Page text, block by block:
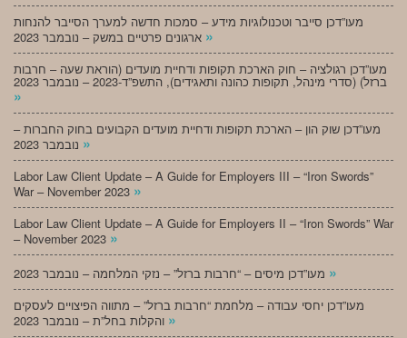
מעו”דכן סייבר וטכנולוגיות מידע – סמכות חדשה למערך הסייבר להנחות
»
מעו”דכן רגולציה – חוק הארכת תקופות ודחיית מועדים (הוראת שעה – חרבות
ברזל) (סדרי מינהל, תקופות כהונה ותאגידים), התשפ”ד-2023 – נובמבר 2023
»
מעו”דכן שוק הון – הארכת תקופות ודחיית מועדים הקבועים בחוק החברות –
»
Labor Law Client Update – A Guide for Employers III – “Iron Swords”
War – November 2023 »
Labor Law Client Update – A Guide for Employers II – “Iron Swords” War
– November 2023 »
»
מעו”דכן יחסי עבודה – מלחמת “חרבות ברזל” – מתווה הפיצויים לעסקים
»